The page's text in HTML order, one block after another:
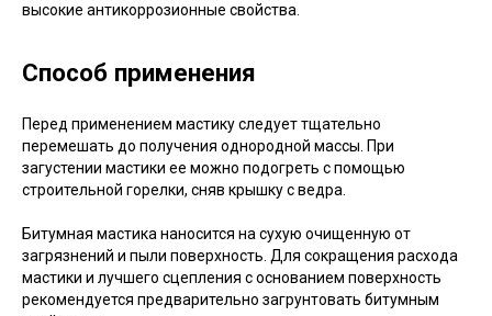
высокие антикоррозионные свойства.
Способ применения
Перед применением мастику следует тщательно
перемешать до получения однородной массы. При
загустении мастики ее можно подогреть с помощью
строительной горелки, сняв крышку с ведра.
Битумная мастика наносится на сухую очищенную от
загрязнений и пыли поверхность. Для сокращения расхода
мастики и лучшего сцепления с основанием поверхность
рекомендуется предварительно загрунтовать битумным